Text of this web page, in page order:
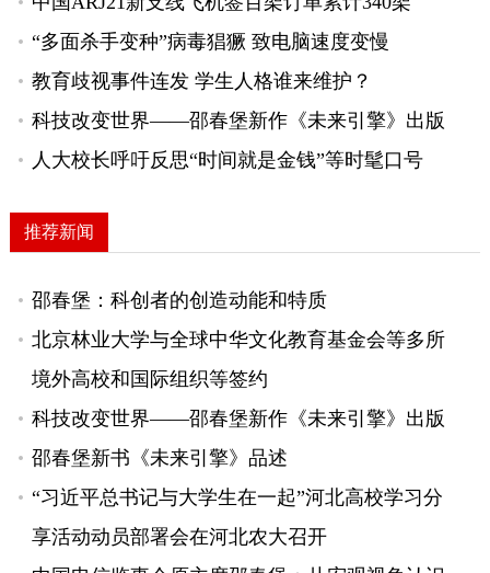
“多面杀手变种”病毒猖獗 致电脑速度变慢
教育歧视事件连发 学生人格谁来维护？
科技改变世界——邵春堡新作《未来引擎》出版
人大校长呼吁反思“时间就是金钱”等时髦口号
推荐新闻
邵春堡：科创者的创造动能和特质
北京林业大学与全球中华文化教育基金会等多所
境外高校和国际组织等签约
科技改变世界——邵春堡新作《未来引擎》出版
邵春堡新书《未来引擎》品述
“习近平总书记与大学生在一起”河北高校学习分
享活动动员部署会在河北农大召开